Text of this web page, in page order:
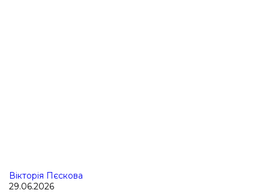
Вікторія Пєскова
29.06.2026